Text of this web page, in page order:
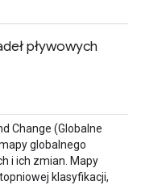
pływowych
Change (Globalne
globalnego
i ich zmian. Mapy
klasyfikacji,